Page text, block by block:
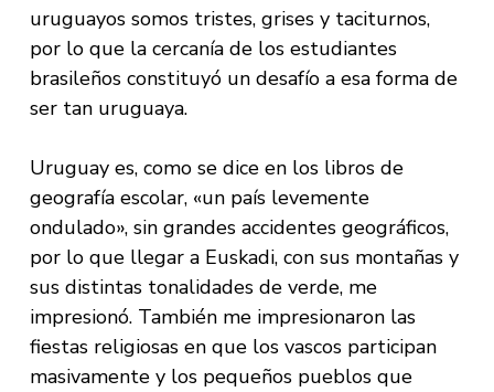
uruguayos somos tristes, grises y taciturnos,
por lo que la cercanía de los estudiantes
brasileños constituyó un desafío a esa forma de
ser tan uruguaya.
Uruguay es, como se dice en los libros de
geografía escolar, «un país levemente
ondulado», sin grandes accidentes geográficos,
por lo que llegar a Euskadi, con sus montañas y
sus distintas tonalidades de verde, me
impresionó. También me impresionaron las
fiestas religiosas en que los vascos participan
masivamente y los pequeños pueblos que